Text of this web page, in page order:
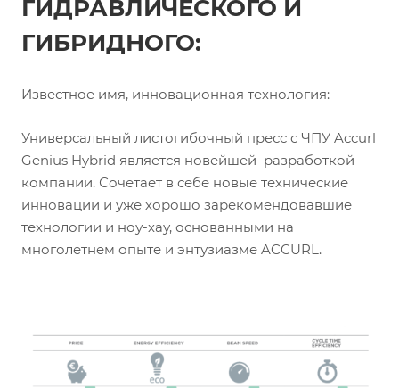
ГИДРАВЛИЧЕСКОГО И
ГИБРИДНОГО:
Известное имя, инновационная технология:
Универсальный листогибочный пресс с ЧПУ Accurl
Genius Hybrid является новейшей разработкой
компании. Сочетает в себе новые технические
инновации и уже хорошо зарекомендовавшие
технологии и ноу-хау, основанными на
многолетнем опыте и энтузиазме ACCURL.